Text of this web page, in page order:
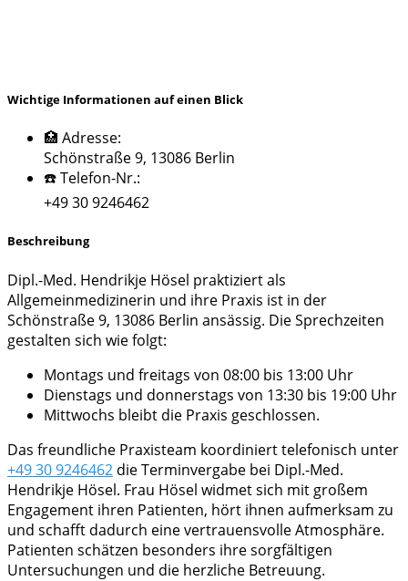
Wichtige Informationen auf einen Blick
🏥 Adresse:
Schönstraße 9, 13086 Berlin
☎️ Telefon-Nr.:
+49 30 9246462
Beschreibung
Dipl.-Med. Hendrikje Hösel praktiziert als
Allgemeinmedizinerin und ihre Praxis ist in der
Schönstraße 9, 13086 Berlin ansässig. Die Sprechzeiten
gestalten sich wie folgt:
Montags und freitags von 08:00 bis 13:00 Uhr
Dienstags und donnerstags von 13:30 bis 19:00 Uhr
Mittwochs bleibt die Praxis geschlossen.
Das freundliche Praxisteam koordiniert telefonisch unter
+49 30 9246462 die Terminvergabe bei Dipl.-Med.
Hendrikje Hösel. Frau Hösel widmet sich mit großem
Engagement ihren Patienten, hört ihnen aufmerksam zu
und schafft dadurch eine vertrauensvolle Atmosphäre.
Patienten schätzen besonders ihre sorgfältigen
Untersuchungen und die herzliche Betreuung.